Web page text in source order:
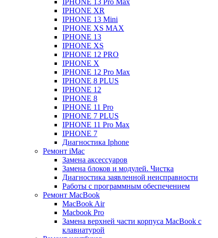
IPHONE 13 Pro Max
IPHONE XR
IPHONE 13 Mini
IPHONE XS MAX
IPHONE 13
IPHONE XS
IPHONE 12 PRO
IPHONE X
IPHONE 12 Pro Max
IPHONE 8 PLUS
IPHONE 12
IPHONE 8
IPHONE 11 Pro
IPHONE 7 PLUS
IPHONE 11 Pro Max
IPHONE 7
Диагностика Iphone
Ремонт iMac
Замена аксессуаров
Замена блоков и модулей. Чистка
Диагностика заявленной неисправности
Работы с программным обеспечением
Ремонт MacBook
MacBook Air
Macbook Pro
Замена верхней части корпуса MacBook с
клавиатурой